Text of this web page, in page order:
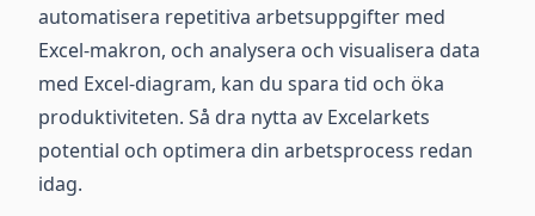
automatisera repetitiva arbetsuppgifter med
Excel-makron, och analysera och visualisera data
med Excel-diagram, kan du spara tid och öka
produktiviteten. Så dra nytta av Excelarkets
potential och optimera din arbetsprocess redan
idag.